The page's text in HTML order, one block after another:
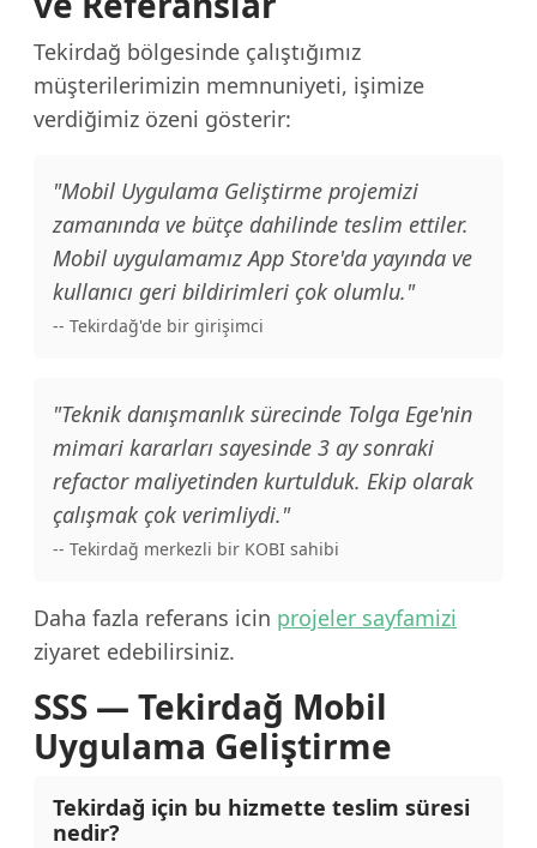
Tekirdağ bölgesinde çalıştığımız
müşterilerimizin memnuniyeti, işimize
verdiğimiz özeni gösterir:
"Mobil Uygulama Geliştirme projemizi
zamanında ve bütçe dahilinde teslim ettiler.
Mobil uygulamamız App Store'da yayında ve
kullanıcı geri bildirimleri çok olumlu."
-- Tekirdağ'de bir girişimci
"Teknik danışmanlık sürecinde Tolga Ege'nin
mimari kararları sayesinde 3 ay sonraki
refactor maliyetinden kurtulduk. Ekip olarak
çalışmak çok verimliydi."
-- Tekirdağ merkezli bir KOBI sahibi
Daha fazla referans icin projeler sayfamizi
ziyaret edebilirsiniz.
SSS — Tekirdağ Mobil
Uygulama Geliştirme
Tekirdağ için bu hizmette teslim süresi
nedir?